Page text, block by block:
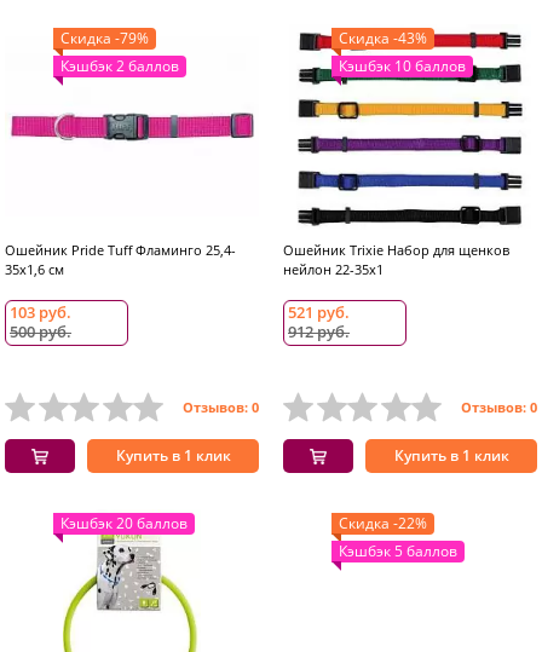
Скидка -79%
Кэшбэк 2 баллов
Ошейник Pride Tuff Фламинго 25,4-
35х1,6 см
103 руб.
500 руб.
Отзывов: 0
Купить в 1 клик
Скидка -43%
Кэшбэк 10 баллов
Ошейник Trixie Набор для щенков
нейлон 22-35x1
521 руб.
912 руб.
Отзывов: 0
Купить в 1 клик
Кэшбэк 20 баллов
Скидка -22%
Кэшбэк 5 баллов